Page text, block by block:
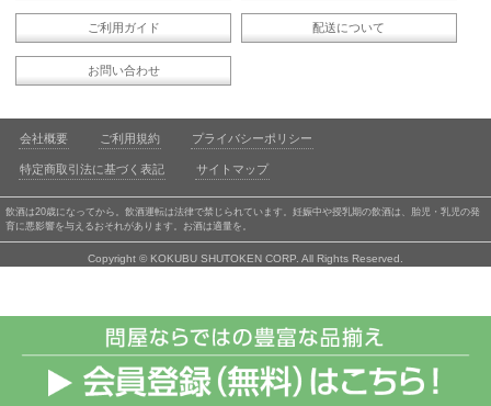
ご利用ガイド 配送について
お問い合わせ
会社概要 ご利用規約 プライバシーポリシー
特定商取引法に基づく表記 サイトマップ
飲酒は20歳になってから。飲酒運転は法律で禁じられています。妊娠中や授乳期の飲酒は、胎児・乳児の発
育に悪影響を与えるおそれがあります。お酒は適量を。
Copyright © KOKUBU SHUTOKEN CORP. All Rights Reserved.